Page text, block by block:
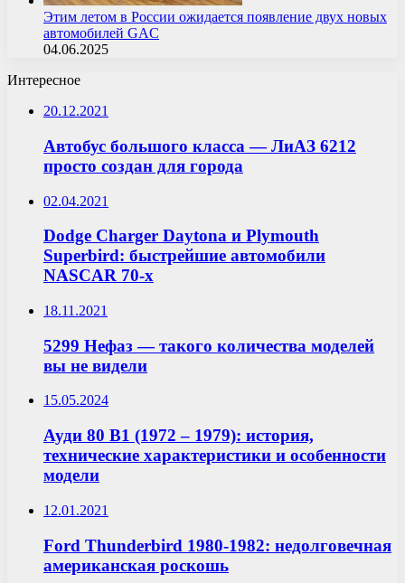
Этим летом в России ожидается появление двух новых
автомобилей GAC
04.06.2025
Интересное
20.12.2021
Автобус большого класса — ЛиАЗ 6212
просто создан для города
02.04.2021
Dodge Charger Daytona и Plymouth
Superbird: быстрейшие автомобили
NASCAR 70-х
18.11.2021
5299 Нефаз — такого количества моделей
вы не видели
15.05.2024
Ауди 80 B1 (1972 – 1979): история,
технические характеристики и особенности
модели
12.01.2021
Ford Thunderbird 1980-1982: недолговечная
американская роскошь